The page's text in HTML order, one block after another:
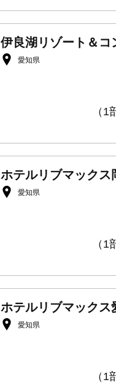
伊良湖リゾート＆コ
愛知県
（
ホテルリブマックス
愛知県
（
ホテルリブマックス
愛知県
（